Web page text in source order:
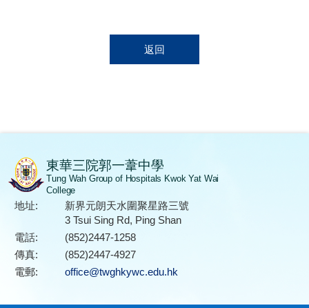
返回
東華三院郭一葦中學
Tung Wah Group of Hospitals Kwok Yat Wai
College
地址:
新界元朗天水圍聚星路三號
3 Tsui Sing Rd, Ping Shan
電話:
(852)2447-1258
傳真:
(852)2447-4927
電郵:
office@twghkywc.edu.hk